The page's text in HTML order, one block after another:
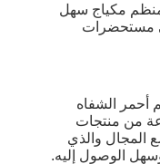
مكياج سهل
مستحضرات
أحمر الشفاه
من منتجات
المجال والذي
الوصول إليه.